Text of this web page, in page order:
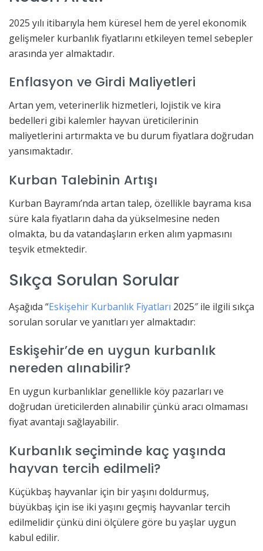
2025 yılı itibarıyla hem küresel hem de yerel ekonomik
gelişmeler kurbanlık fiyatlarını etkileyen temel sebepler
arasında yer almaktadır.
Enflasyon ve Girdi Maliyetleri
Artan yem, veterinerlik hizmetleri, lojistik ve kira
bedelleri gibi kalemler hayvan üreticilerinin
maliyetlerini artırmakta ve bu durum fiyatlara doğrudan
yansımaktadır.
Kurban Talebinin Artışı
Kurban Bayramı’nda artan talep, özellikle bayrama kısa
süre kala fiyatların daha da yükselmesine neden
olmakta, bu da vatandaşların erken alım yapmasını
teşvik etmektedir.
Sıkça Sorulan Sorular
Aşağıda “Eskişehir Kurbanlık Fiyatları 2025″ ile ilgili sıkça
sorulan sorular ve yanıtları yer almaktadır:
Eskişehir’de en uygun kurbanlık
nereden alınabilir?
En uygun kurbanlıklar genellikle köy pazarları ve
doğrudan üreticilerden alınabilir çünkü aracı olmaması
fiyat avantajı sağlayabilir.
Kurbanlık seçiminde kaç yaşında
hayvan tercih edilmeli?
Küçükbaş hayvanlar için bir yaşını doldurmuş,
büyükbaş için ise iki yaşını geçmiş hayvanlar tercih
edilmelidir çünkü dini ölçülere göre bu yaşlar uygun
kabul edilir.